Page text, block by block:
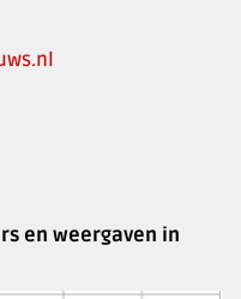
en weergaven in